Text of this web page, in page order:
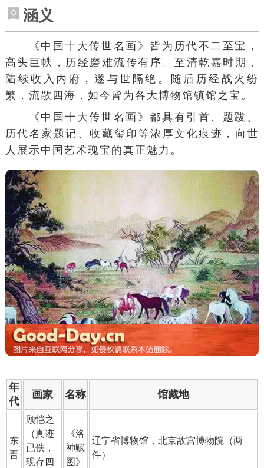
涵义
《中国十大传世名画》皆为历代不二至宝，
高头巨帙，历经磨难流传有序。至清乾嘉时期，
陆续收入内府，遂与世隔绝。随后历经战火纷
繁，流散四海，如今皆为各大博物馆镇馆之宝。
《中国十大传世名画》都具有引首 、题跋、
历代名家题记、收藏 玺印 等浓厚文化痕迹，向世
人展示中国艺术瑰宝的真正魅力。
年
代
画家 名称 馆藏地
东
晋
顾恺之
（真迹
已佚，
现存四
《洛
神赋
图 》
辽宁省博物馆，北京故宫博物院（两
件）